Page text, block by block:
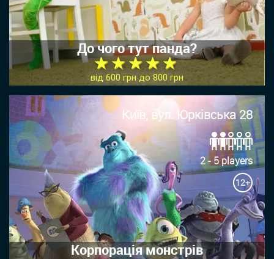
До чого тут панда?
★ ★ ★ ★ ★
від 600 грн до 800 грн
Київ, вул. Юрківська 28
2 - 5 players
12+
Корпорація монстрів